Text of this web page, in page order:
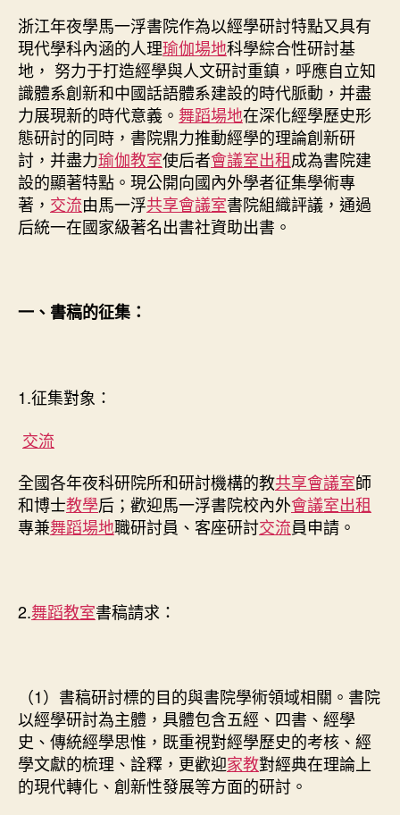
格
聚
會
書
公
開
征
集
佈
告〉
浙江年夜學馬一浮書院作為以經學研討特點又具有
現代學科內涵的人理瑜伽場地科學綜合性研討基
地， 努力于打造經學與人文研討重鎮，呼應自立知
識體系創新和中國話語體系建設的時代脈動，并盡
力展現新的時代意義。 舞蹈場地在深化經學歷史形
態研討的同時，書院鼎力推動經學的理論創新研
討，并盡力瑜伽教室使后者會議室出租成為書院建
設的顯著特點。現公開向國內外學者征集學術專
著， 交流由馬一浮共享會議室書院組織評議，通過
后統一在國家級著名出書社資助出書。
一、書稿的征集：
1.征集對象：
交流
全國各年夜科研院所和研討機構的教共享會議室師
和博士教學后；歡迎馬一浮書院校內外會議室出租
專兼舞蹈場地職研討員、客座研討交流員申請。
2.舞蹈教室書稿請求：
（1）書稿研討標的目的與書院學術領域相關。書院
以經學研討為主體，具體包含五經、四書、經學
史、傳統經學思惟，既重視對經學歷史的考核、經
學文獻的梳理、詮釋，更歡迎家教對經典在理論上
的現代轉化、創新性發展等方面的研討。